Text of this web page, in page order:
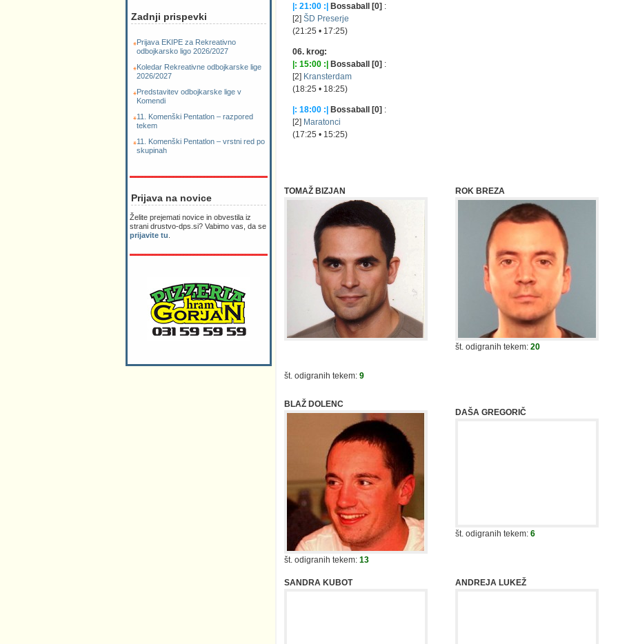
Zadnji prispevki
Prijava EKIPE za Rekreativno
odbojkarsko ligo 2026/2027
Koledar Rekreativne odbojkarske lige
2026/2027
Predstavitev odbojkarske lige v
Komendi
11. Komenški Pentatlon – razpored
tekem
11. Komenški Pentatlon – vrstni red po
skupinah
Prijava na novice
Želite prejemati novice in obvestila iz
strani drustvo-dps.si? Vabimo vas, da se
prijavite tu
|: 21:00 :| Bossaball [0] :
[2] ŠD Preserje
(21:25 • 17:25)
06. krog:
|: 15:00 :|
Bossaball [0] :
[2] Kransterdam
(18:25 • 18:25)
|: 18:00 :| Bossaball [0] :
[2] Maratonci
(17:25 • 15:25)
TOMAŽ BIZJAN
št. odigranih tekem: 9
ROK BREZA
št. odigranih tekem: 20
BLAŽ DOLENC
št. odigranih tekem: 13
DAŠA GREGORIČ
SANDRA KUBOT ANDREJA LUKEŽ